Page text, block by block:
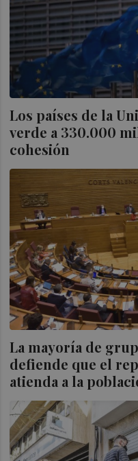
Los países de la
verde a 330.000
cohesión
La mayoría de
defiende que el
atienda a la